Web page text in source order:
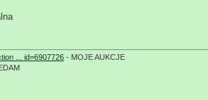
... id=6907726 - MOJE AUKCJE